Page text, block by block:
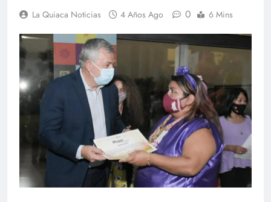
La Quiaca Noticias 4 Años Ago 0 6 Mins